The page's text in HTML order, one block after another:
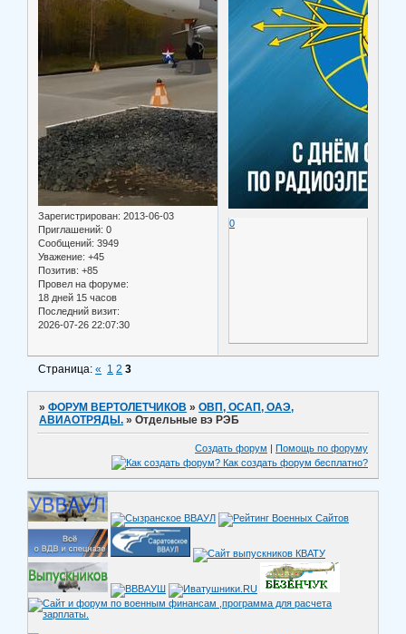
Зарегистрирован: 2013-06-03
Приглашений: 0
Сообщений: 3949
Уважение: +45
Позитив: +85
Провел на форуме:
18 дней 15 часов
Последний визит:
2026-07-26 22:07:30
0
Страница:« 1 2 3
»ФОРУМ ВЕРТОЛЕТЧИКОВ »ОВП, ОСАП, ОАЭ,
АВИАОТРЯДЫ. »Отдельные вэ РЭБ
Создать форум | Помощь по форуму